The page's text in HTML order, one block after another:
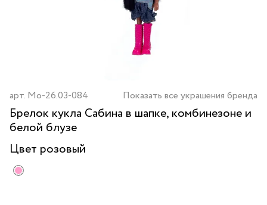
арт. Mo-26.03-084 Показать все украшения бренда
Брелок кукла Сабина в шапке, комбинезоне и
белой блузе
Цвет розовый